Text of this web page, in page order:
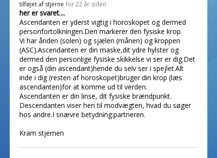
tilføjet af stjerne for 22 år siden
her er svaret....
Ascendanten er yderst vigtig i horoskopet og dermed
personfortolkningen.Den markerer den fysiske krop.
Vi har ånden (solen) og sjælen (månen) og kroppen
(ASC).Ascendanten er din maske,dit ydre hylster og
dermed den personlige fysiske skikkelse vi ser er dig.Det
er også (din ascendant)hende du selv ser i spejlet.Alt
inde i dig (resten af horoskopet)bruger din krop (læs
ascendanten)for at komme ud til verden.
Ascendanten er din linse, dit fysiske brændpunkt.
Descendanten viser hen til modvægten, hvad du søger
hos andre.I snævre betydning:partneren.
Kram stjernen